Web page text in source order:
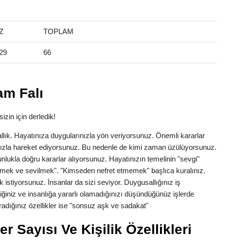
TOPLAM
29 66
Falı
için derledik!
Hayatınıza duygularınızla yön veriyorsunuz. Önemli kararlar
hareket ediyorsunuz. Bu nedenle de kimi zaman üzülüyorsunuz.
doğru kararlar alıyorsunuz. Hayatınızın temelinin "sevgi"
ve sevilmek". "Kimseden nefret etmemek" başlıca kuralınız.
İnsanlar da sizi seviyor. Duygusallığınız iş
ve insanlığa yararlı olamadığınızı düşündüğünüz işlerde
özellikler ise "sonsuz aşk ve sadakat"
Sayısı Ve Kişilik Özellikleri